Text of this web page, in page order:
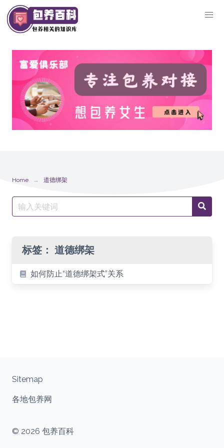
Skip
to
content
Home 道德绑架
Search
for:
标签： 道德绑架
如何防止“道德绑架式”关系
© 2026 包养百科
Sitemap
各地包养网